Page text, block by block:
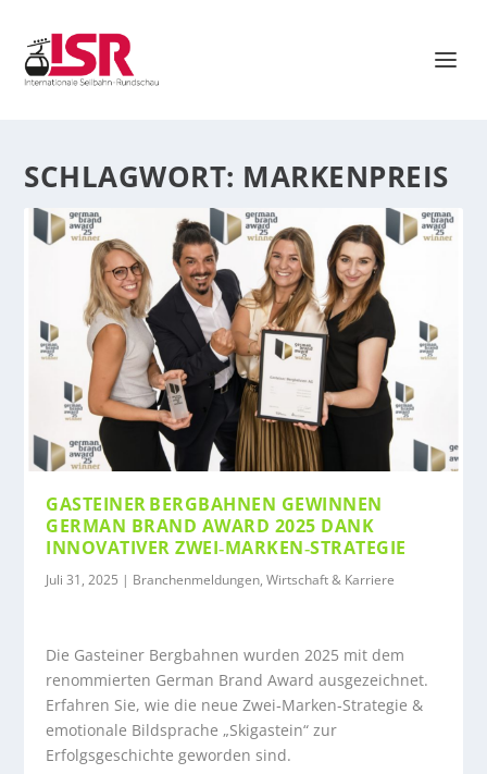
SCHLAGWORT: MARKENPREIS
GASTEINER BERGBAHNEN GEWINNEN
GERMAN BRAND AWARD 2025 DANK
INNOVATIVER ZWEI‑MARKEN‑STRATEGIE
Juli 31, 2025 | Branchenmeldungen,Wirtschaft & Karriere
Die Gasteiner Bergbahnen wurden 2025 mit dem
renommierten German Brand Award ausgezeichnet.
Erfahren Sie, wie die neue Zwei‑Marken‑Strategie &
emotionale Bildsprache „Skigastein“ zur
Erfolgsgeschichte geworden sind.